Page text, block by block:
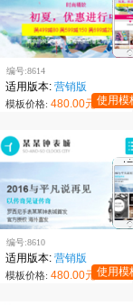
编号:8614
适用版本:营销版
模板价格:480.00元 使用模
编号:8610
适用版本:营销版
模板价格:480.00元 使用模